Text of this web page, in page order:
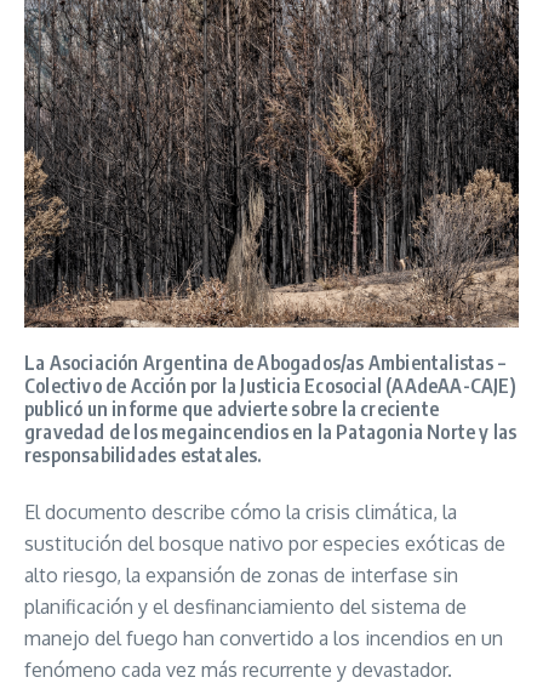
La Asociación Argentina de Abogados/as Ambientalistas –
Colectivo de Acción por la Justicia Ecosocial (AAdeAA-CAJE)
publicó un informe que advierte sobre la creciente
gravedad de los megaincendios en la Patagonia Norte y las
responsabilidades estatales.
El documento describe cómo la crisis climática, la
sustitución del bosque nativo por especies exóticas de
alto riesgo, la expansión de zonas de interfase sin
planificación y el desfinanciamiento del sistema de
manejo del fuego han convertido a los incendios en un
fenómeno cada vez más recurrente y devastador.